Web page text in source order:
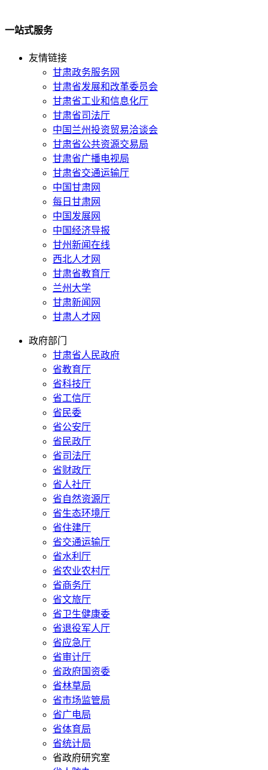
一站式服务
友情链接
甘肃政务服务网
甘肃省发展和改革委员会
甘肃省工业和信息化厅
甘肃省司法厅
中国兰州投资贸易洽谈会
甘肃省公共资源交易局
甘肃省广播电视局
甘肃省交通运输厅
中国甘肃网
每日甘肃网
中国发展网
中国经济导报
甘州新闻在线
西北人才网
甘肃省教育厅
兰州大学
甘肃新闻网
甘肃人才网
政府部门
甘肃省人民政府
省教育厅
省科技厅
省工信厅
省民委
省公安厅
省民政厅
省司法厅
省财政厅
省人社厅
省自然资源厅
省生态环境厅
省住建厅
省交通运输厅
省水利厅
省农业农村厅
省商务厅
省文旅厅
省卫生健康委
省退役军人厅
省应急厅
省审计厅
省政府国资委
省林草局
省市场监管局
省广电局
省体育局
省统计局
省政府研究室